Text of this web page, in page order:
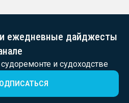
ежедневные дайджесты
и судоходстве